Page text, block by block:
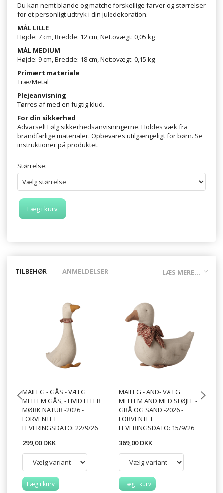
Du kan nemt blande og matche forskellige farver og størrelser
for et personligt udtryk i din juledekoration.
MÅL LILLE
Højde: 7 cm, Bredde: 12 cm, Nettovægt: 0,05 kg
MÅL MEDIUM
Højde: 9 cm, Bredde: 18 cm, Nettovægt: 0,15 kg
Primært materiale
Træ/Metal
Plejeanvisning
Tørres af med en fugtig klud.
For din sikkerhed
Advarsel! Følg sikkerhedsanvisningerne. Holdes væk fra
brandfarlige materialer. Opbevares utilgængeligt for børn. Se
instruktioner på produktet.
Størrelse:
Læg i kurv
LÆS MERE...
TILBEHØR ANMELDELSER
MAILEG - GÅS - VÆLG
MELLEM GÅS, - HVID ELLER
MØRK NATUR -2026 -
FORVENTET
LEVERINGSDATO: 22/9/26
299,00 DKK
Læg i kurv
MAILEG - AND- VÆLG
MELLEM AND MED SLØJFE -
GRÅ OG SAND -2026 -
FORVENTET
LEVERINGSDATO: 15/9/26
369,00 DKK
Læg i kurv